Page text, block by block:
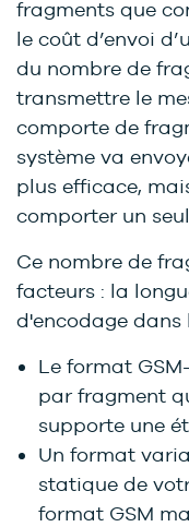
fragments que
le coût d’envoi
du nombre de
transmettre le
comporte de
système va
plus efficace,
comporter un
Ce nombre de
facteurs : la
d'encodage dans
Le format
par fragment
supporte une
Un format
statique de
format GSM